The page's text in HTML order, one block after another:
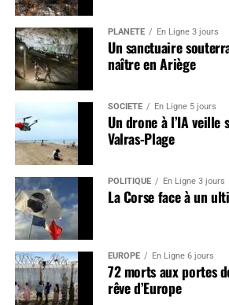
PLANÈTE En Ligne 3 jours
Un sanctuaire
naître en Ariège
SOCIÉTÉ En Ligne 5 jours
Un drone à l’IA veille
Valras-Plage
POLITIQUE En Ligne 3 jours
La Corse face à un
EUROPE En Ligne 6 jours
72 morts aux portes
rêve d’Europe